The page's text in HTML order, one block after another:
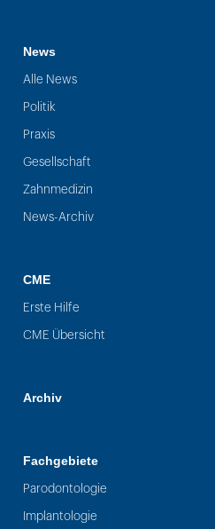
News
Alle News
Politik
Praxis
Gesellschaft
Zahnmedizin
News-Archiv
CME
Erste Hilfe
CME Übersicht
Archiv
Fachgebiete
Parodontologie
Implantologie